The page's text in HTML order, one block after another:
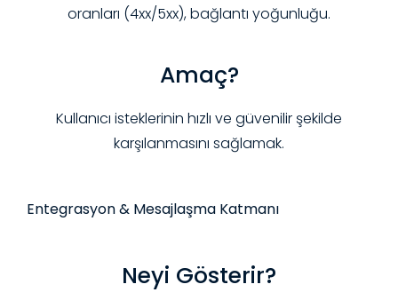
oranları (4xx/5xx), bağlantı yoğunluğu.
Amaç?
Kullanıcı isteklerinin hızlı ve güvenilir şekilde
karşılanmasını sağlamak.
Entegrasyon & Mesajlaşma Katmanı
Neyi Gösterir?